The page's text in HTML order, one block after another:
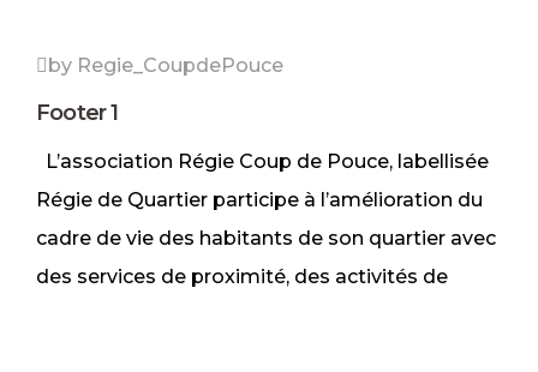
by Regie_CoupdePouce
Footer 1
L’association Régie Coup de Pouce, labellisée
Régie de Quartier participe à l’amélioration du
cadre de vie des habitants de son quartier avec
des services de proximité, des activités de